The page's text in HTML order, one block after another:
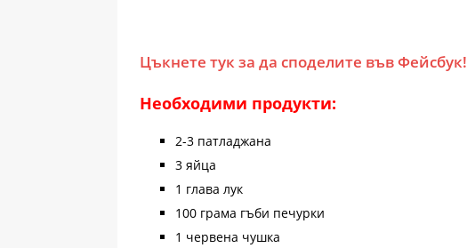
Цъкнете тук за да споделите във Фейсбук!
Необходими продукти:
2-3 патладжана
3 яйца
1 глава лук
100 грама гъби печурки
1 червена чушка